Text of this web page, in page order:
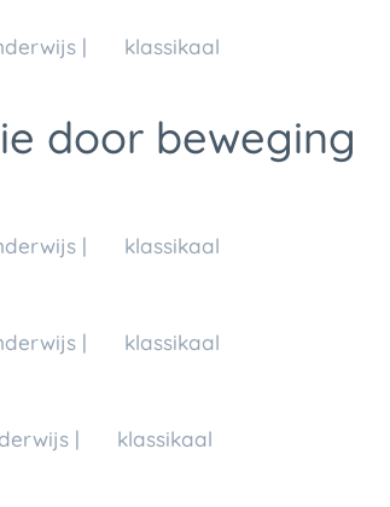
| 💬 klassikaal
door beweging
| 💬 klassikaal
| 💬 klassikaal
| 💬 klassikaal